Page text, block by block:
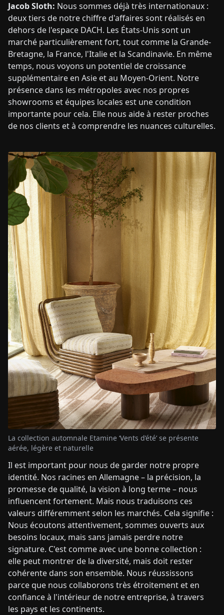
Jacob Sloth: Nous sommes déjà très internationaux :
deux tiers de notre chiffre d'affaires sont réalisés en
dehors de l'espace DACH. Les États-Unis sont un
marché particulièrement fort, tout comme la Grande-
Bretagne, la France, l'Italie et la Scandinavie. En même
temps, nous voyons un potentiel de croissance
supplémentaire en Asie et au Moyen-Orient. Notre
présence dans les métropoles avec nos propres
showrooms et équipes locales est une condition
importante pour cela. Elle nous aide à rester proches
de nos clients et à comprendre les nuances culturelles.
La collection automnale Etamine ‘Vents d’été’ se présente
aérée, légère et naturelle
Il est important pour nous de garder notre propre
identité. Nos racines en Allemagne – la précision, la
promesse de qualité, la vision à long terme – nous
influencent fortement. Mais nous traduisons ces
valeurs différemment selon les marchés. Cela signifie :
Nous écoutons attentivement, sommes ouverts aux
besoins locaux, mais sans jamais perdre notre
signature. C'est comme avec une bonne collection :
elle peut montrer de la diversité, mais doit rester
cohérente dans son ensemble. Nous réussissons
parce que nous collaborons très étroitement et en
confiance à l'intérieur de notre entreprise, à travers
les pays et les continents.